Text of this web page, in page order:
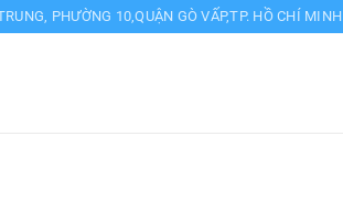
PHƯỜNG 10,QUẬN GÒ VẤP,TP. HỒ CHÍ MINH